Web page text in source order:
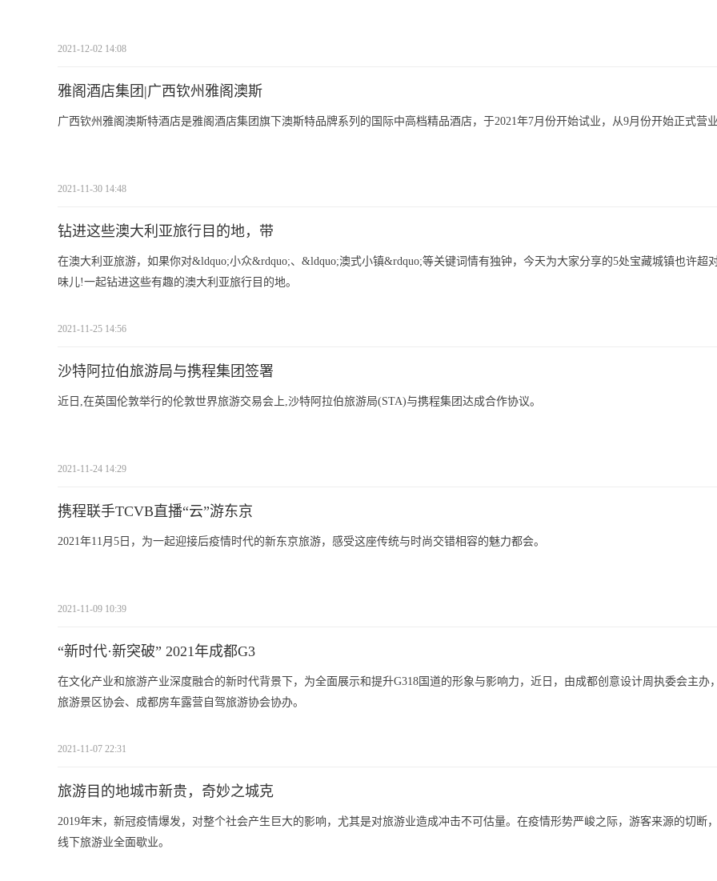
2021-12-02 14:08
雅阁酒店集团|广西钦州雅阁澳斯
广西钦州雅阁澳斯特酒店是雅阁酒店集团旗下澳斯特品牌系列的国际中高档精品酒店，于2021年7月份开始试业，从9月份开始正式营
2021-11-30 14:48
钻进这些澳大利亚旅行目的地，带
在澳大利亚旅游，如果你对&ldquo;小众&rdquo;、&ldquo;澳式小镇&rdquo;等关键词情有独钟，今天为大家分享的5处宝藏城镇也许超
味儿!一起钻进这些有趣的澳大利亚旅行目的地。
2021-11-25 14:56
沙特阿拉伯旅游局与携程集团签署
近日,在英国伦敦举行的伦敦世界旅游交易会上,沙特阿拉伯旅游局(STA)与携程集团达成合作协议。
2021-11-24 14:29
携程联手TCVB直播“云”游东京
2021年11月5日，为一起迎接后疫情时代的新东京旅游，感受这座传统与时尚交错相容的魅力都会。
2021-11-09 10:39
“新时代·新突破” 2021年成都G3
在文化产业和旅游产业深度融合的新时代背景下，为全面展示和提升G318国道的形象与影响力，近日，由成都创意设计周执委会主办
旅游景区协会、成都房车露营自驾旅游协会协办。
2021-11-07 22:31
旅游目的地城市新贵，奇妙之城克
2019年末，新冠疫情爆发，对整个社会产生巨大的影响，尤其是对旅游业造成冲击不可估量。在疫情形势严峻之际，游客来源的切断
线下旅游业全面歇业。